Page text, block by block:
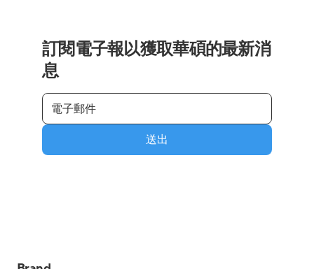
訂閱電子報以獲取華碩的最新消
息
送出